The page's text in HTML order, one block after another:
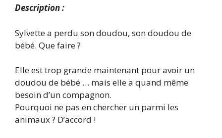
Description :
Sylvette a perdu son doudou, son doudou de
bébé. Que faire ?
Elle est trop grande maintenant pour avoir un
doudou de bébé … mais elle a quand même
besoin d’un compagnon.
Pourquoi ne pas en chercher un parmi les
animaux ? D’accord !